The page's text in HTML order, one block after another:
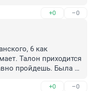
+0 –0
6 как
Талон приходится
пройдешь. Была в
+0 –0